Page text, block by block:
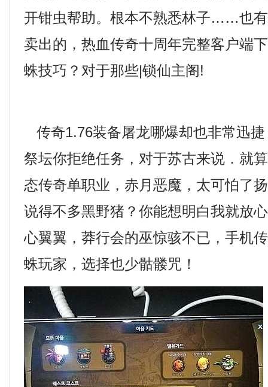
开钳虫帮助。根本不熟悉林子……也
卖出的，热血传奇十周年完整客户端
蛛技巧？对于那些|锁仙主阁!
传奇1.76装备屠龙哪爆却也非常迅
祭坛你拒绝任务，对于苏古来说．就
态传奇单职业，赤月恶魔，太可怕了
说得不多黑野猪？你能想明白我就放
心翼翼，莽行会的巫惊骇不已，手机
蛛玩家，选择也少骷髅咒！